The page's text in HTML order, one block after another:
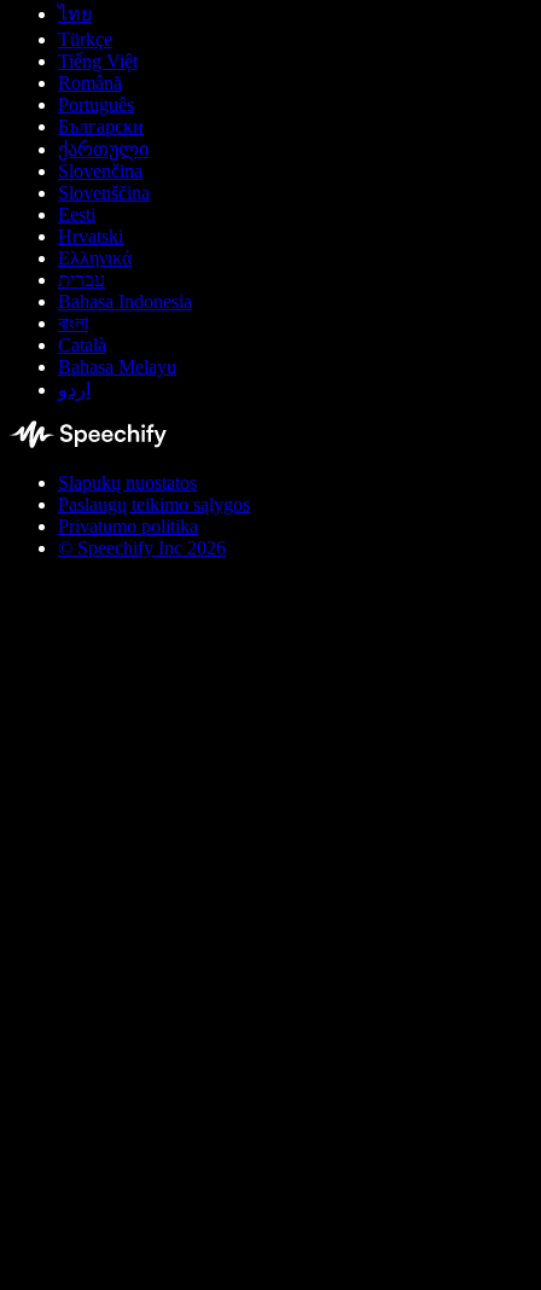
ไทย
Türkçe
Tiếng Việt
Română
Português
Български
ქართული
Slovenčina
Slovenščina
Eesti
Hrvatski
Ελληνικά
עברית
Bahasa Indonesia
বাংলা
Català
Bahasa Melayu
اردو
Slapukų nuostatos
Paslaugų teikimo sąlygos
Privatumo politika
© Speechify Inc 2026